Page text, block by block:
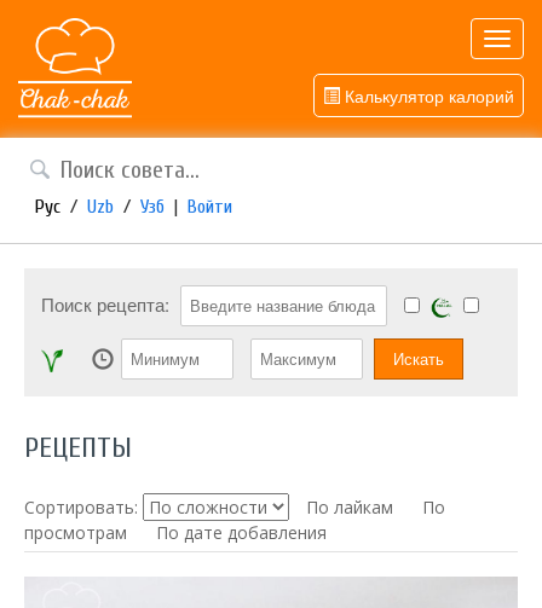
Калькулятор калорий
Рус / Uzb / Узб | Войти
Поиск рецепта:
РЕЦЕПТЫ
Сортировать: По лайкам
По
просмотрам
По дате добавления